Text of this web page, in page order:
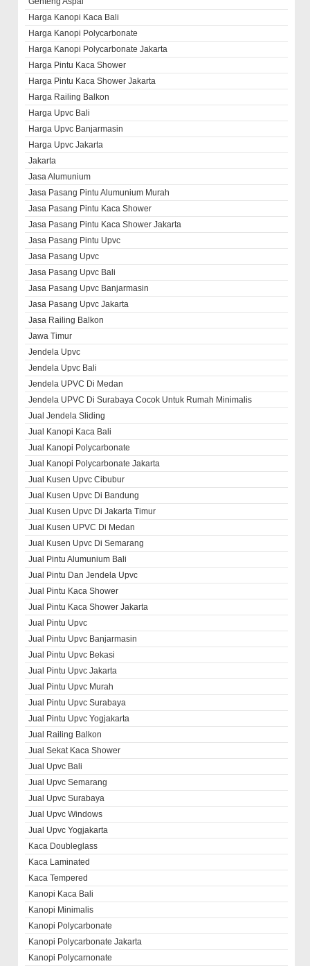
Harga Kanopi Kaca Bali
Harga Kanopi Polycarbonate
Harga Kanopi Polycarbonate Jakarta
Harga Pintu Kaca Shower
Harga Pintu Kaca Shower Jakarta
Harga Railing Balkon
Harga Upvc Bali
Harga Upvc Banjarmasin
Harga Upvc Jakarta
Jakarta
Jasa Alumunium
Jasa Pasang Pintu Alumunium Murah
Jasa Pasang Pintu Kaca Shower
Jasa Pasang Pintu Kaca Shower Jakarta
Jasa Pasang Pintu Upvc
Jasa Pasang Upvc
Jasa Pasang Upvc Bali
Jasa Pasang Upvc Banjarmasin
Jasa Pasang Upvc Jakarta
Jasa Railing Balkon
Jawa Timur
Jendela Upvc
Jendela Upvc Bali
Jendela UPVC Di Medan
Jendela UPVC Di Surabaya Cocok Untuk Rumah Minimalis
Jual Jendela Sliding
Jual Kanopi Kaca Bali
Jual Kanopi Polycarbonate
Jual Kanopi Polycarbonate Jakarta
Jual Kusen Upvc Cibubur
Jual Kusen Upvc Di Bandung
Jual Kusen Upvc Di Jakarta Timur
Jual Kusen UPVC Di Medan
Jual Kusen Upvc Di Semarang
Jual Pintu Alumunium Bali
Jual Pintu Dan Jendela Upvc
Jual Pintu Kaca Shower
Jual Pintu Kaca Shower Jakarta
Jual Pintu Upvc
Jual Pintu Upvc Banjarmasin
Jual Pintu Upvc Bekasi
Jual Pintu Upvc Jakarta
Jual Pintu Upvc Murah
Jual Pintu Upvc Surabaya
Jual Pintu Upvc Yogjakarta
Jual Railing Balkon
Jual Sekat Kaca Shower
Jual Upvc Bali
Jual Upvc Semarang
Jual Upvc Surabaya
Jual Upvc Windows
Jual Upvc Yogjakarta
Kaca Doubleglass
Kaca Laminated
Kaca Tempered
Kanopi Kaca Bali
Kanopi Minimalis
Kanopi Polycarbonate
Kanopi Polycarbonate Jakarta
Kanopi Polycarnonate